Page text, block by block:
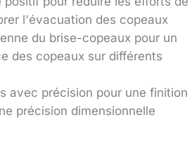
l'évacuation des copeaux
du brise-copeaux pour un
des copeaux sur différents
avec précision pour une finition
précision dimensionnelle